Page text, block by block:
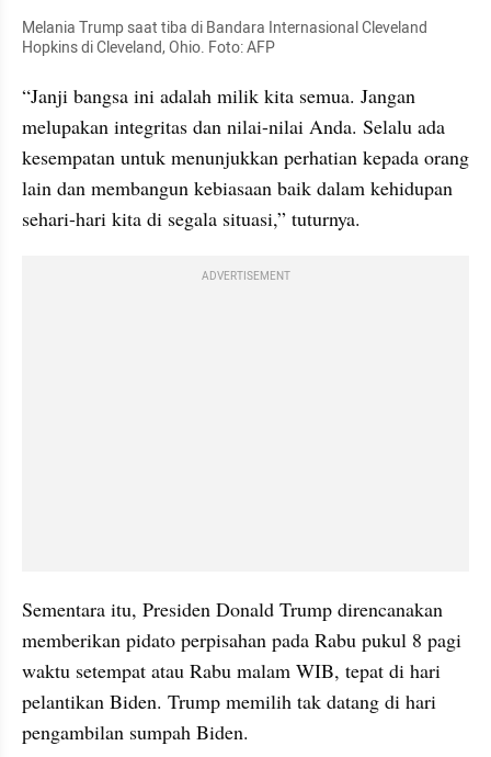
Melania Trump saat tiba di Bandara Internasional Cleveland
Hopkins di Cleveland, Ohio. Foto: AFP
“Janji bangsa ini adalah milik kita semua. Jangan
melupakan integritas dan nilai-nilai Anda. Selalu ada
kesempatan untuk menunjukkan perhatian kepada orang
lain dan membangun kebiasaan baik dalam kehidupan
sehari-hari kita di segala situasi,” tuturnya.
ADVERTISEMENT
Sementara itu, Presiden Donald Trump direncanakan
memberikan pidato perpisahan pada Rabu pukul 8 pagi
waktu setempat atau Rabu malam WIB, tepat di hari
pelantikan Biden. Trump memilih tak datang di hari
pengambilan sumpah Biden.